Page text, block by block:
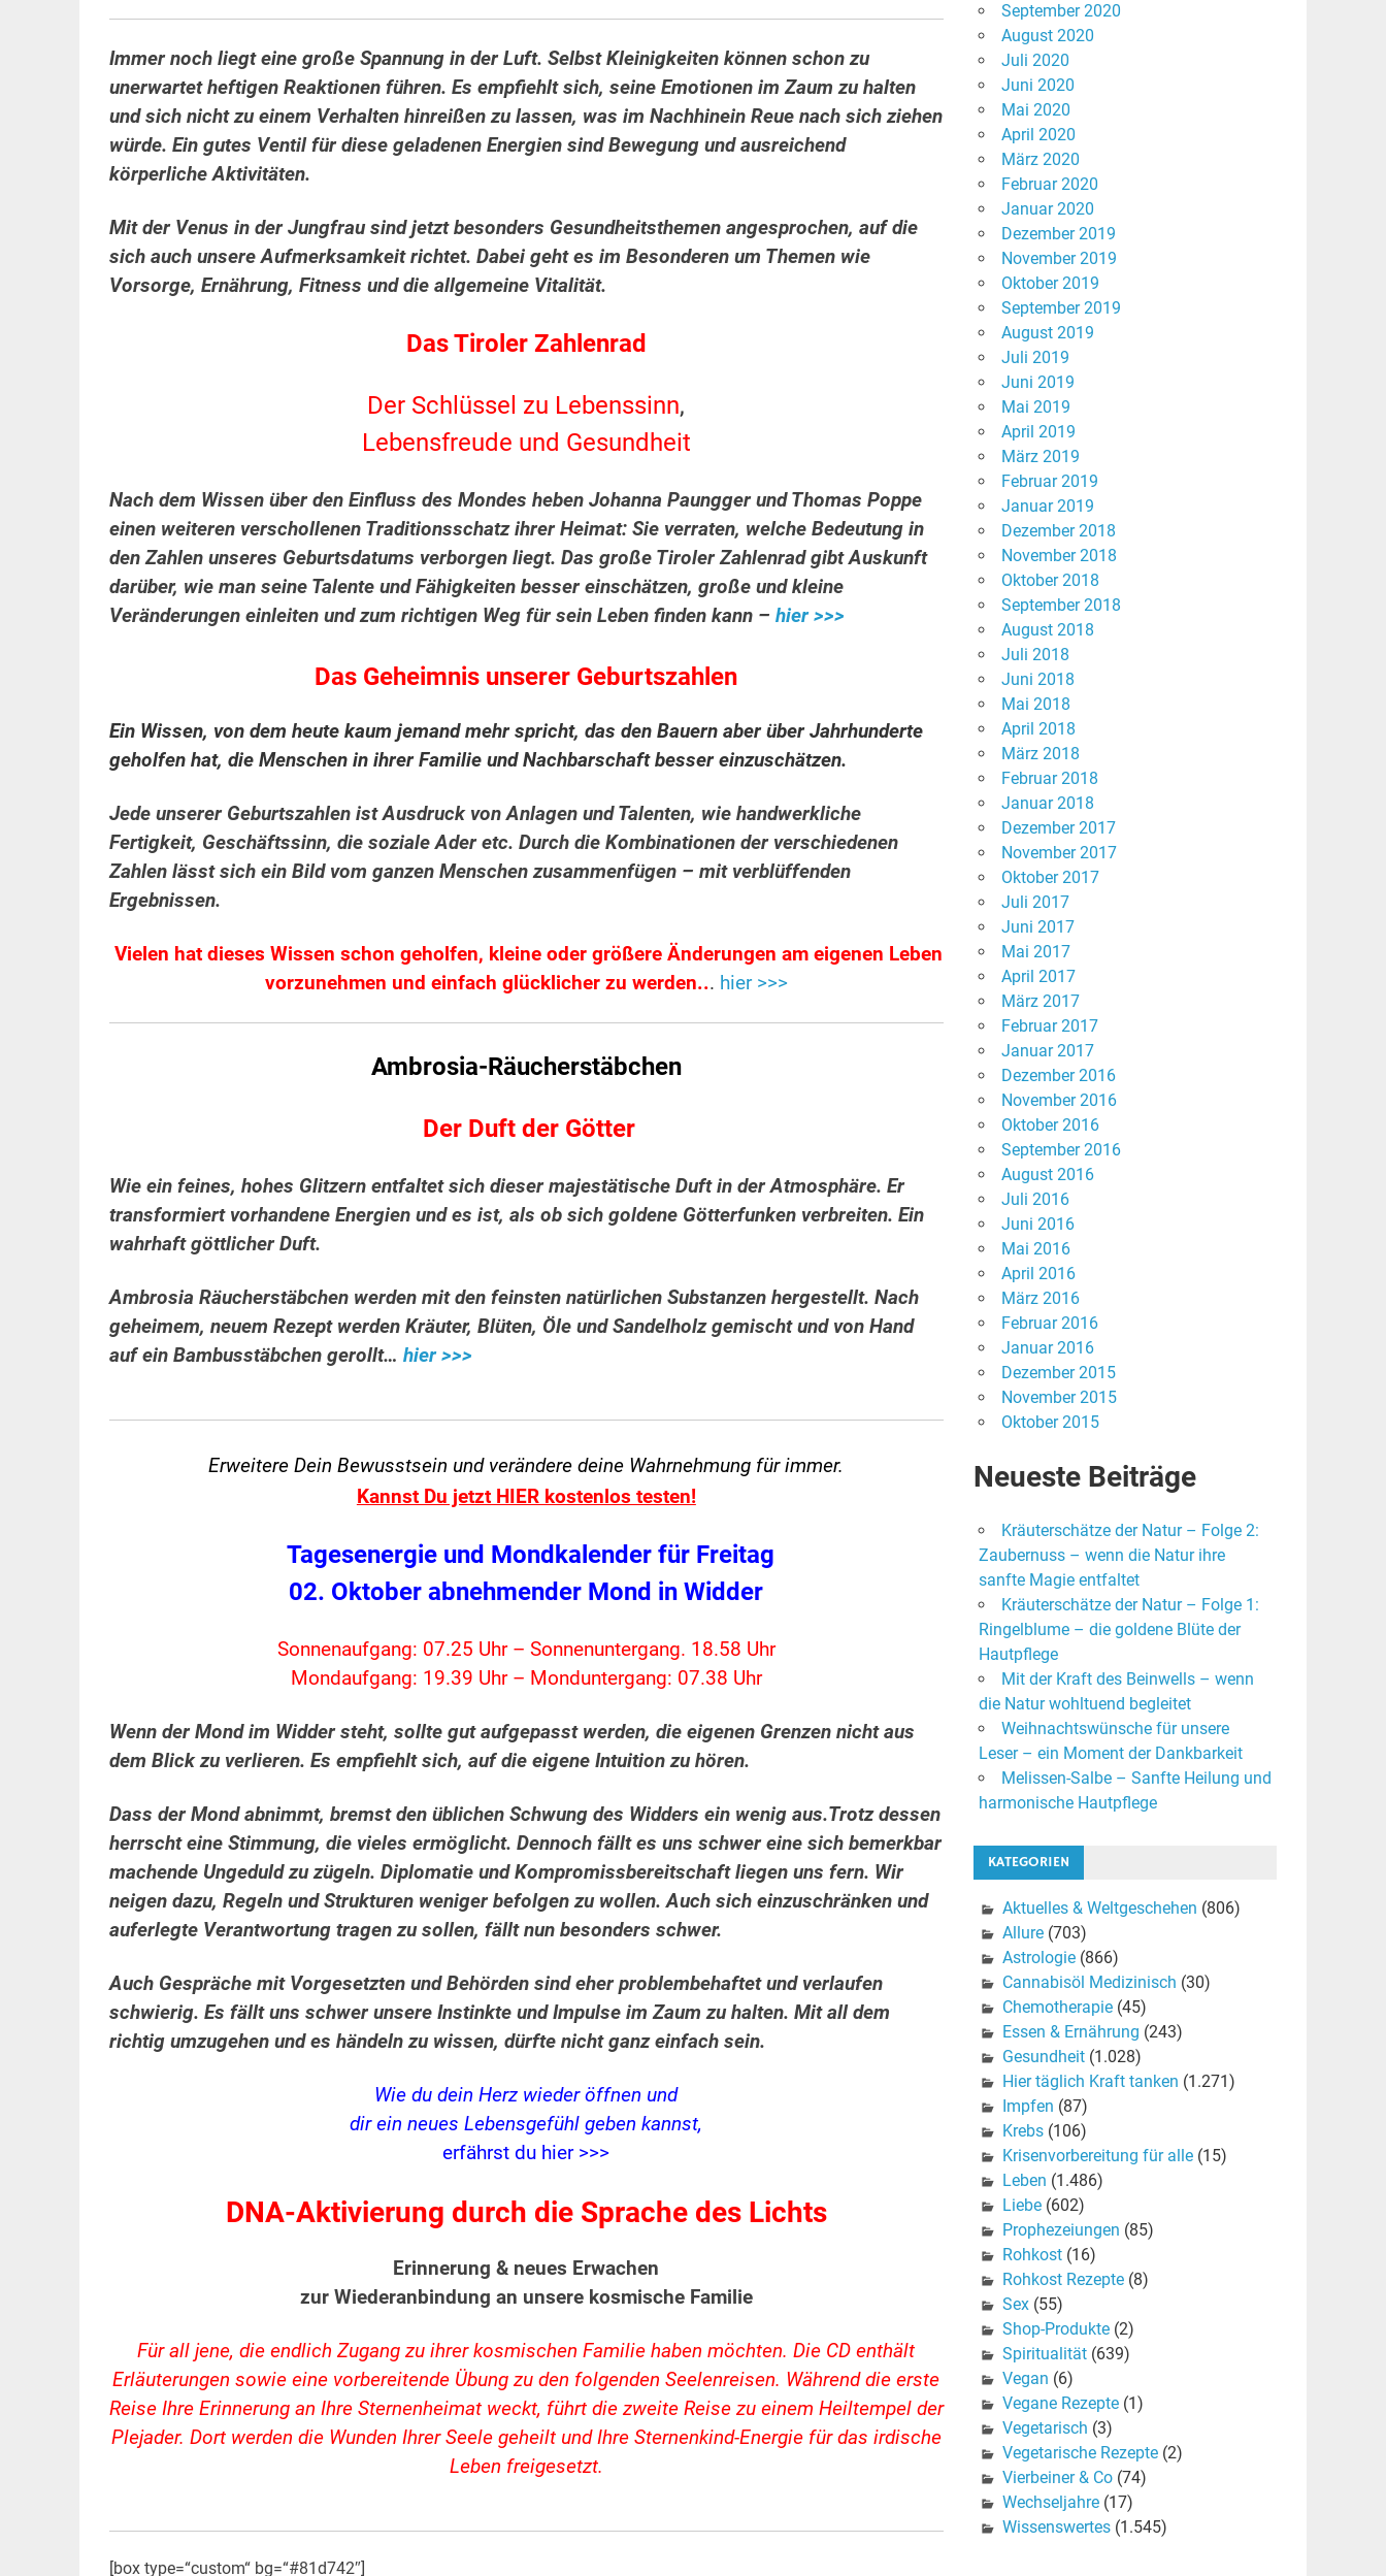
Immer noch liegt eine große Spannung in der Luft. Selbst Kleinigkeiten können schon zu
unerwartet heftigen Reaktionen führen. Es empfiehlt sich, seine Emotionen im Zaum zu halten
und sich nicht zu einem Verhalten hinreißen zu lassen, was im Nachhinein Reue nach sich ziehen
würde. Ein gutes Ventil für diese geladenen Energien sind Bewegung und ausreichend
körperliche Aktivitäten.
Mit der Venus in der Jungfrau sind jetzt besonders Gesundheitsthemen angesprochen, auf die
sich auch unsere Aufmerksamkeit richtet. Dabei geht es im Besonderen um Themen wie
Vorsorge, Ernährung, Fitness und die allgemeine Vitalität.
Das Tiroler Zahlenrad
Der Schlüssel zu Lebenssinn,
Lebensfreude und Gesundheit
Nach dem Wissen über den Einfluss des Mondes heben Johanna Paungger und Thomas Poppe
einen weiteren verschollenen Traditionsschatz ihrer Heimat: Sie verraten, welche Bedeutung in
den Zahlen unseres Geburtsdatums verborgen liegt. Das große Tiroler Zahlenrad gibt Auskunft
darüber, wie man seine Talente und Fähigkeiten besser einschätzen, große und kleine
Veränderungen einleiten und zum richtigen Weg für sein Leben finden kann – hier >>>
Das Geheimnis unserer Geburtszahlen
Ein Wissen, von dem heute kaum jemand mehr spricht, das den Bauern aber über Jahrhunderte
geholfen hat, die Menschen in ihrer Familie und Nachbarschaft besser einzuschätzen.
Jede unserer Geburtszahlen ist Ausdruck von Anlagen und Talenten, wie handwerkliche
Fertigkeit, Geschäftssinn, die soziale Ader etc. Durch die Kombinationen der verschiedenen
Zahlen lässt sich ein Bild vom ganzen Menschen zusammenfügen – mit verblüffenden
Ergebnissen.
Vielen hat dieses Wissen schon geholfen, kleine oder größere Änderungen am eigenen Leben
vorzunehmen und einfach glücklicher zu werden... hier >>>
Ambrosia-Räucherstäbchen
Der Duft der Götter
Wie ein feines, hohes Glitzern entfaltet sich dieser majestätische Duft in der Atmosphäre. Er
transformiert vorhandene Energien und es ist, als ob sich goldene Götterfunken verbreiten. Ein
wahrhaft göttlicher Duft.
Ambrosia Räucherstäbchen werden mit den feinsten natürlichen Substanzen hergestellt. Nach
geheimem, neuem Rezept werden Kräuter, Blüten, Öle und Sandelholz gemischt und von Hand
auf ein Bambusstäbchen gerollt… hier >>>
Erweitere Dein Bewusstsein und veränderedeine Wahrnehmung für immer.
Kannst Du jetzt HIER kostenlos testen!
Tagesenergie und Mondkalender für Freitag
02. Oktober abnehmender Mond in Widder
Sonnenaufgang: 07.25 Uhr – Sonnenuntergang. 18.58 Uhr
Mondaufgang: 19.39 Uhr – Monduntergang: 07.38 Uhr
Wenn der Mond im Widder steht, sollte gut aufgepasst werden, die eigenen Grenzen nicht aus
dem Blick zu verlieren. Es empfiehlt sich, auf die eigene Intuition zu hören.
Dass der Mond abnimmt, bremst den üblichen Schwung des Widders ein wenig aus.Trotz dessen
herrscht eine Stimmung, die vieles ermöglicht. Dennoch fällt es uns schwer eine sich bemerkbar
machende Ungeduld zu zügeln. Diplomatie und Kompromissbereitschaft liegen uns fern. Wir
neigen dazu, Regeln und Strukturen weniger befolgen zu wollen. Auch sich einzuschränken und
auferlegte Verantwortung tragen zu sollen, fällt nun besonders schwer.
Auch Gespräche mit Vorgesetzten und Behörden sind eher problembehaftet und verlaufen
schwierig. Es fällt uns schwer unsere Instinkte und Impulse im Zaum zu halten. Mit all dem
richtig umzugehen und es händeln zu wissen, dürfte nicht ganz einfach sein.
Wie du dein Herz wieder öffnen und
dir ein neues Lebensgefühl geben kannst,
erfährst du hier >>>
DNA-Aktivierung durch die Sprache des Lichts
Erinnerung & neues Erwachen
zur Wiederanbindung an unsere kosmische Familie
Für all jene, die endlich Zugang zu ihrer kosmischen Familie haben möchten. Die CD enthält
Erläuterungen sowie eine vorbereitende Übung zu den folgenden Seelenreisen. Während die erste
Reise Ihre Erinnerung an Ihre Sternenheimat weckt, führt die zweite Reise zu einem Heiltempel der
Plejader. Dort werden die Wunden Ihrer Seele geheilt und Ihre Sternenkind-Energie für das irdische
Leben freigesetzt.
[box type=“custom“ bg=“#81d742″]
September 2020
August 2020
Juli 2020
Juni 2020
Mai 2020
April 2020
März 2020
Februar 2020
Januar 2020
Dezember 2019
November 2019
Oktober 2019
September 2019
August 2019
Juli 2019
Juni 2019
Mai 2019
April 2019
März 2019
Februar 2019
Januar 2019
Dezember 2018
November 2018
Oktober 2018
September 2018
August 2018
Juli 2018
Juni 2018
Mai 2018
April 2018
März 2018
Februar 2018
Januar 2018
Dezember 2017
November 2017
Oktober 2017
Juli 2017
Juni 2017
Mai 2017
April 2017
März 2017
Februar 2017
Januar 2017
Dezember 2016
November 2016
Oktober 2016
September 2016
August 2016
Juli 2016
Juni 2016
Mai 2016
April 2016
März 2016
Februar 2016
Januar 2016
Dezember 2015
November 2015
Oktober 2015
Neueste Beiträge
Kräuterschätze der Natur – Folge 2:
Zaubernuss – wenn die Natur ihre
sanfte Magie entfaltet
Kräuterschätze der Natur – Folge 1:
Ringelblume – die goldene Blüte der
Hautpflege
Mit der Kraft des Beinwells – wenn
die Natur wohltuend begleitet
Weihnachtswünsche für unsere
Leser – ein Moment der Dankbarkeit
Melissen-Salbe – Sanfte Heilung und
harmonische Hautpflege
KATEGORIEN
Aktuelles & Weltgeschehen (806)
Allure(703)
Astrologie(866)
Cannabisöl Medizinisch (30)
Chemotherapie(45)
Essen & Ernährung (243)
Gesundheit(1.028)
Hier täglich Kraft tanken (1.271)
Impfen (87)
Krebs(106)
Krisenvorbereitung für alle(15)
Leben (1.486)
Liebe(602)
Prophezeiungen (85)
Rohkost(16)
Rohkost Rezepte(8)
Sex(55)
Shop-Produkte(2)
Spiritualität(639)
Vegan (6)
Vegane Rezepte(1)
Vegetarisch (3)
Vegetarische Rezepte(2)
Vierbeiner & Co(74)
Wechseljahre(17)
Wissenswertes(1.545)